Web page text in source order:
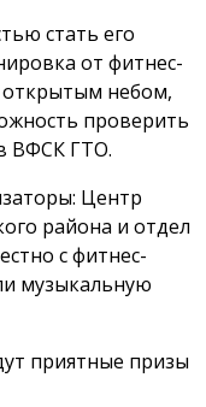
стать его
от фитнес-
небом,
проверить
ВФСК ГТО.
Центр
района и отдел
с фитнес-
музыкальную
приятные призы